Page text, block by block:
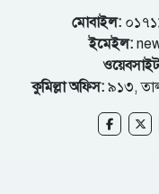
মোবাইল:
ইমেইল:
কুমিল্লা অফিস: ৯১৩,